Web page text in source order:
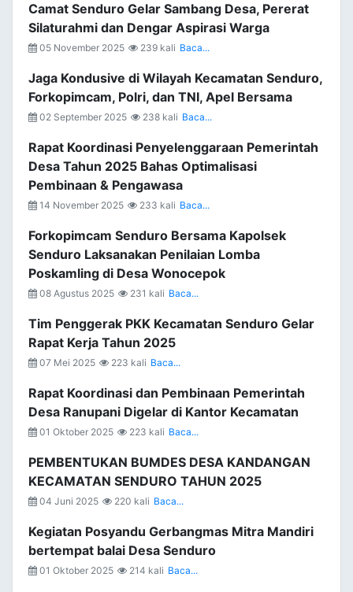
Camat Senduro Gelar Sambang Desa, Pererat
Silaturahmi dan Dengar Aspirasi Warga
05 November 2025 239 kali Baca...
Jaga Kondusive di Wilayah Kecamatan Senduro,
Forkopimcam, Polri, dan TNI, Apel Bersama
02 September 2025 238 kali Baca...
Rapat Koordinasi Penyelenggaraan Pemerintah
Desa Tahun 2025 Bahas Optimalisasi
Pembinaan & Pengawasa
14 November 2025 233 kali Baca...
Forkopimcam Senduro Bersama Kapolsek
Senduro Laksanakan Penilaian Lomba
Poskamling di Desa Wonocepok
08 Agustus 2025 231 kali Baca...
Tim Penggerak PKK Kecamatan Senduro Gelar
Rapat Kerja Tahun 2025
07 Mei 2025 223 kali Baca...
Rapat Koordinasi dan Pembinaan Pemerintah
Desa Ranupani Digelar di Kantor Kecamatan
01 Oktober 2025 223 kali Baca...
PEMBENTUKAN BUMDES DESA KANDANGAN
KECAMATAN SENDURO TAHUN 2025
04 Juni 2025 220 kali Baca...
Kegiatan Posyandu Gerbangmas Mitra Mandiri
bertempat balai Desa Senduro
01 Oktober 2025 214 kali Baca...